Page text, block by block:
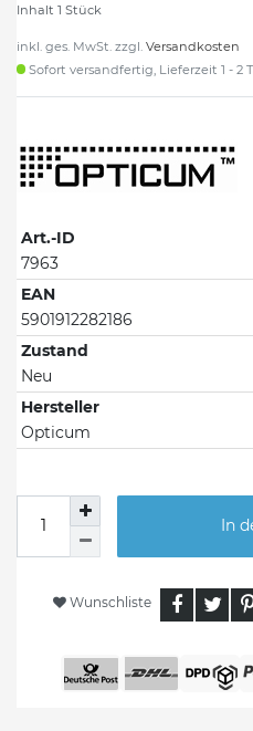
Inhalt 1 Stück
inkl. ges. MwSt. zzgl. Versandkosten
Sofort versandfertig, Lieferzeit 1 - 2
Art.-ID
7963
EAN
5901912282186
Zustand
Neu
Hersteller
Opticum
In
Wunschliste